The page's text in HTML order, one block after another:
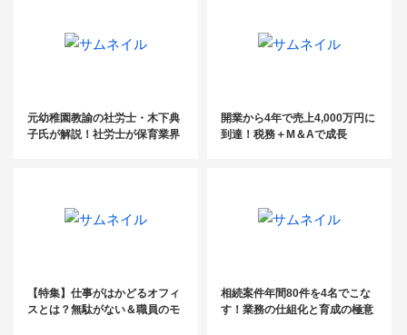
元幼稚園教諭の社労士・木下典
子氏が解説！社労士が保育業界
開業から4年で売上4,000万円に
到達！税務＋M＆Aで成長
【特集】仕事がはかどるオフィ
スとは？無駄がない＆職員のモ
相続案件年間80件を4名でこな
す！業務の仕組化と育成の極意